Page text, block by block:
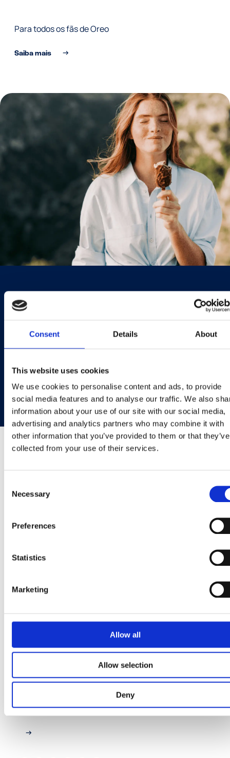
Consent Details About
This website uses cookies
We use cookies to personalise content and ads, to provide
social media features and to analyse our traffic. We also
information about your use of our site with our social media,
advertising and analytics partners who may combine it with
other information that you’ve provided to them or that they’ve
collected from your use of their services.
Selection
Necessary
Preferences
Statistics
Marketing
Allow all
Allow selection
Deny
Para todos os fãs de Oreo
Saiba mais
Impulsionando o crescimento
sendo responsáveis com o
meio ambiente e a sociedade.
Sustentabilidade
Aumento de unidades de
produtos por caixa